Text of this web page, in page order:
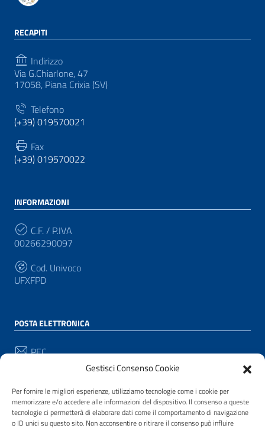
Gestisci Consenso Cookie
Per fornire le migliori esperienze, utilizziamo tecnologie come i cookie per
memorizzare e/o accedere alle informazioni del dispositivo. Il consenso a queste
tecnologie ci permetterà di elaborare dati come il comportamento di navigazione
o ID unici su questo sito. Non acconsentire o ritirare il consenso può influire
RECAPITI
Indirizzo
Via G.Chiarlone, 47
17058, Piana Crixia (SV)
Telefono
(+39) 019570021
Fax
(+39) 019570022
INFORMAZIONI
C.F. / P.IVA
00266290097
Cod. Univoco
UFXFPD
POSTA ELETTRONICA
PEC
protocollo@pec.comune.pianacrixia.sv.it
Email
protocollo@comune.pianacrixia.sv.it